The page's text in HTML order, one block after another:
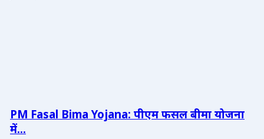
PM Fasal Bima Yojana: पीएम फसल बीमा योजना
में...